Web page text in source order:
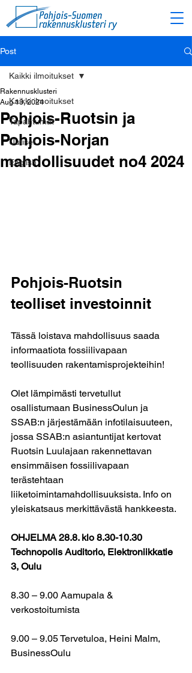
Post
Kaikki ilmoitukset
Tapahtumat
Uutiset
English
Kaikki ilmoitukset
Pohjois-Ruotsin ja
Pohjois-Norjan
mahdollisuudet no4 2024
Rakennusklusteri
Aug 13, 2024
Pohjois-Ruotsin
teolliset investoinnit
Tässä loistava mahdollisuus saada
informaatiota fossiilivapaan
teollisuuden rakentamisprojekteihin!
Olet lämpimästi tervetullut
osallistumaan BusinessOulun ja
SSAB:n järjestämään infotilaisuuteen,
jossa SSAB:n asiantuntijat kertovat
Ruotsin Luulajaan rakennettavan
ensimmäisen fossiilivapaan
terästehtaan
liiketoimintamahdollisuuksista. Info on
yleiskatsaus merkittävästä hankkeesta.
OHJELMA 28.8. klo 8.30-10.30
Technopolis Auditorio, Elektroniikkatie
3, Oulu
8.30 – 9.00 Aamupala &
verkostoitumista
9.00 – 9.05 Tervetuloa, Heini Malm,
BusinessOulu